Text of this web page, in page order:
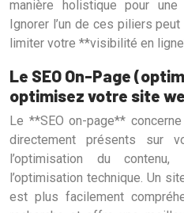
manière holistique pour une
Ignorer l’un de ces piliers
limiter votre **visibilité en
Le SEO On-Page
optimisez votre site
Le **SEO on-page**
directement présents sur
l’optimisation du
l’optimisation technique. Un
est plus facilement